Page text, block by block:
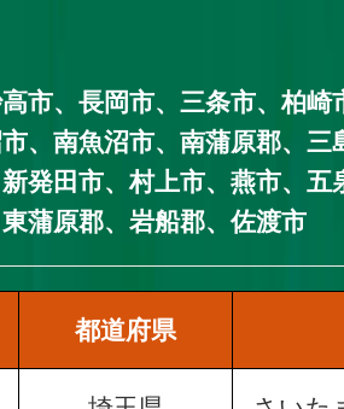
市、長岡市、三条市、柏崎
、南魚沼市、南蒲原郡、
発田市、村上市、燕市、五
蒲原郡、岩船郡、佐渡市
都道府県